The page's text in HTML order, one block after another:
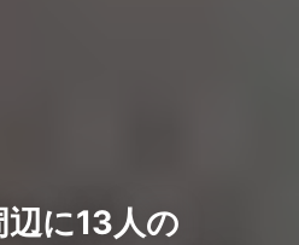
辺に13人の